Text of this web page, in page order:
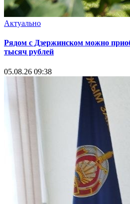
Актуально
Рядом с Дзержинском можно
тысяч рублей
05.08.26 09:38